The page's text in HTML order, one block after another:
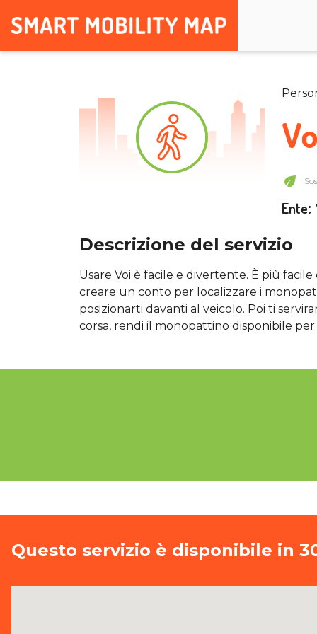
Ente:
Descrizione del servizio
Usare Voi è facile e divertente. È più
creare un conto per localizzare i
posizionarti davanti al veicolo. Poi ti
corsa, rendi il monopattino disponibile
Questo servizio è disponibile in